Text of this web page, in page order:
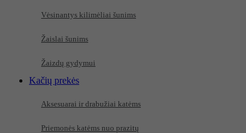
Vėsinantys kilimėliai šunims
Žaislai šunims
Žaizdų gydymui
Kačių prekės
Aksesuarai ir drabužiai katėms
Priemonės katėms nuo prazitų